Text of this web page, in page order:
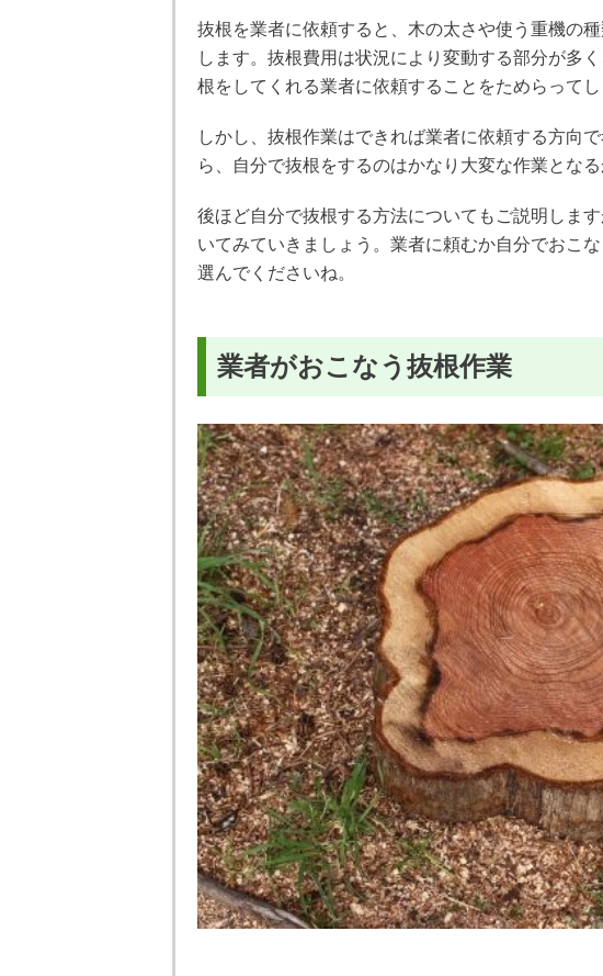
抜根を業者に依頼すると、木の太さや使う重機の
します。抜根費用は状況により変動する部分が多
根をしてくれる業者に依頼することをためらって
しかし、抜根作業はできれば業者に依頼する方向
ら、自分で抜根をするのはかなり大変な作業となる
後ほど自分で抜根する方法についてもご説明しま
いてみていきましょう。業者に頼むか自分でおこ
選んでくださいね。
業者がおこなう抜根作業